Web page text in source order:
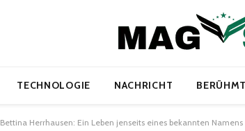
TECHNOLOGIE NACHRICHT
Bettina Herrhausen: Ein Leben jenseits eines bekannten Namens